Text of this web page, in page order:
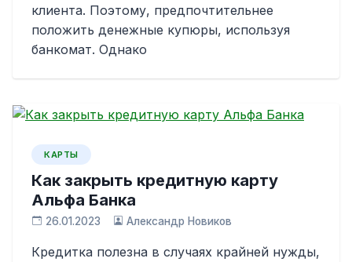
клиента. Поэтому, предпочтительнее
положить денежные купюры, используя
банкомат. Однако
КАРТЫ
Как закрыть кредитную карту
Альфа Банка
26.01.2023 Александр Новиков
Кредитка полезна в случаях крайней нужды,